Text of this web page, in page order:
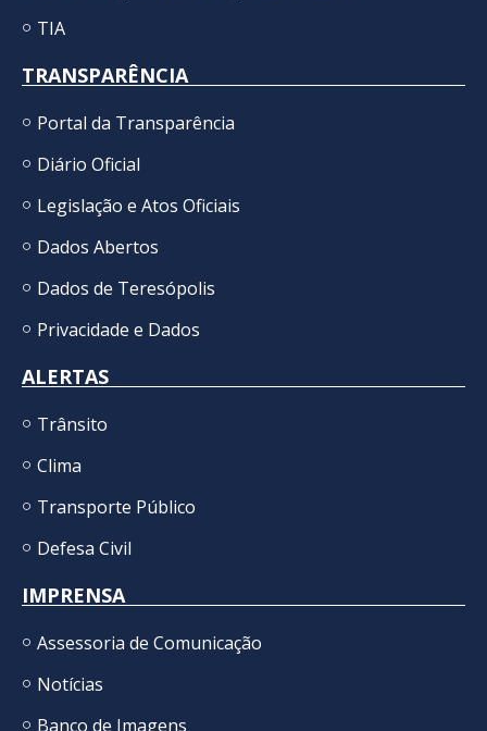
TIA
TRANSPARÊNCIA
Portal da Transparência
Diário Oficial
Legislação e Atos Oficiais
Dados Abertos
Dados de Teresópolis
Privacidade e Dados
ALERTAS
Trânsito
Clima
Transporte Público
Defesa Civil
IMPRENSA
Assessoria de Comunicação
Notícias
Banco de Imagens